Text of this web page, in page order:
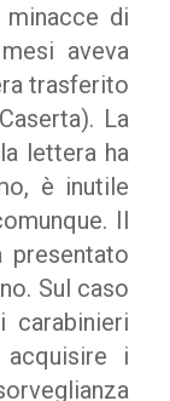
di
aveva
trasferito
La
lettera ha
è inutile
Il
Sul caso
carabinieri
acquisire i